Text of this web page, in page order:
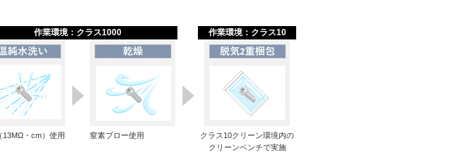
作業環境：クラス1000 作業環境：クラス10
13MΩ・cm）使用 窒素ブロー使用
クラス10クリーン環境内の
クリーンベンチで実施